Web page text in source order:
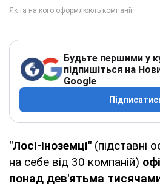
Будьте першими у
підпишіться на
Google
"Лосі-іноземці" (підставні
на себе від 30 компаній)
понад дев'ятьма